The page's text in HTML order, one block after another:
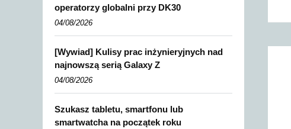
operatorzy globalni przy DK30
04/08/2026
[Wywiad] Kulisy prac inżynieryjnych nad
najnowszą serią Galaxy Z
04/08/2026
Szukasz tabletu, smartfonu lub
smartwatcha na początek roku